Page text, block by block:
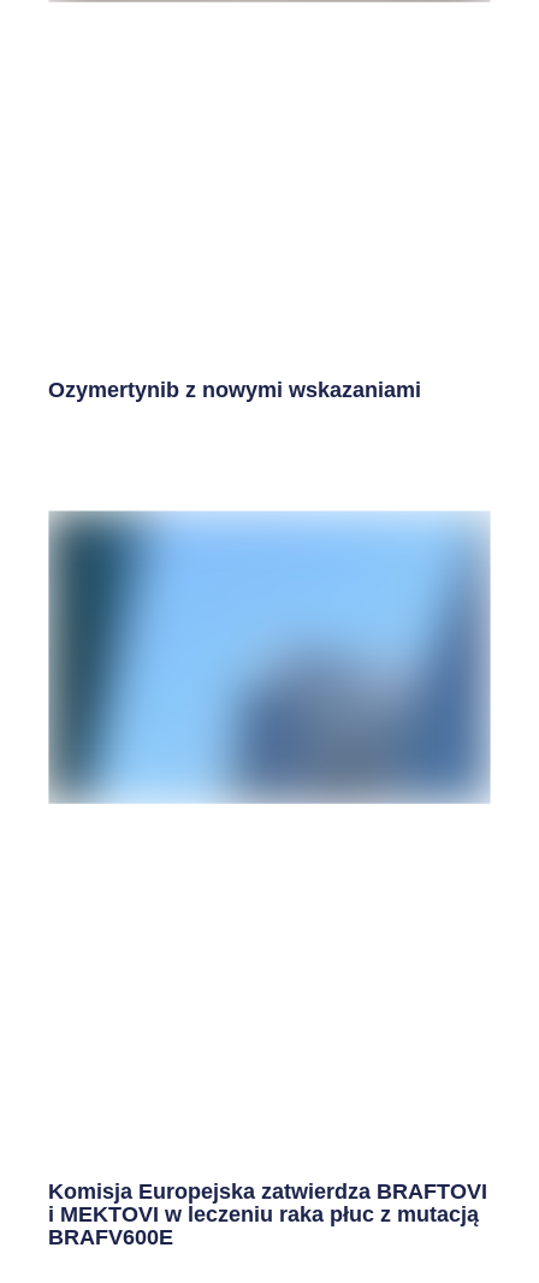
Ozymertynib z nowymi wskazaniami
Komisja Europejska zatwierdza BRAFTOVI
i MEKTOVI w leczeniu raka płuc z mutacją
BRAFV600E